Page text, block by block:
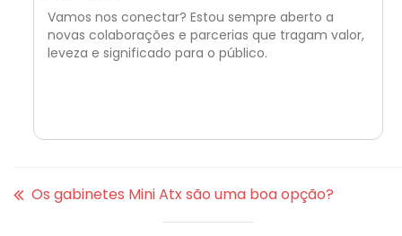
Vamos nos conectar? Estou sempre aberto a
novas colaborações e parcerias que tragam valor,
leveza e significado para o público.
Os gabinetes Mini Atx são uma boa opção?